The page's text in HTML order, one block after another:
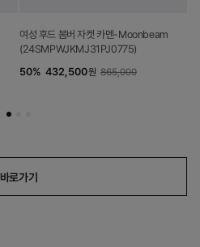
여성 후드 봄버 자켓 카멘-Moonbeam
(24SMPWJKMJ31PJ0775)
50% 432,500원 865,000
바로가기